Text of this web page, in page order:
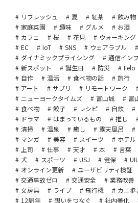
リフレッシュ 夏 紅茶 飲み物
家庭菜園
趣味 グルメ お酒
カフェ
桜 花見 ウォーキング
EC
IoT SNS ウェアラブル
ダイナミックプライシング
通信イン
新スポット
誕生日 防災 Felo
自作
温活 食べ物の話 旅行
アート
サプリ リモートワーク
ニューヨークタイムズ
富山城 富
食べ物
餃子 レシピ 自炊
ドラマ
はまっているもの 推し
清掃
温泉 癒し 露天風呂
マンガ
美容 スイーツ ホテル
上司
仕事 天才 本 言葉
犬
スポーツ USJ 健保
オンライン更新
ユーザビリティ検証
交通事故ゼロ
交通安全 業務改善
文房具
ライブ 飛行機 カニ歩
12周年
想いをつなぐ 社内美化